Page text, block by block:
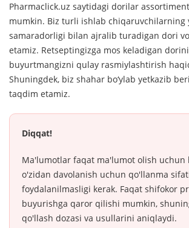
Pharmaclick.uz saytidagi dorilar
mumkin. Biz turli ishlab chiqaruvchilarning
samaradorligi bilan ajralib turadigan dori
etamiz. Retseptingizga mos keladigan
buyurtmangizni qulay rasmiylashtirish
Shuningdek, biz shahar bo‘ylab yetkazib
taqdim etamiz.
Diqqat!
Ma'lumotlar faqat ma'lumot olish uchun
o'zidan davolanish uchun qo'llanma
foydalanilmasligi kerak. Faqat shifokor
buyurishga qaror qilishi mumkin,
qo'llash dozasi va usullarini aniqlaydi.